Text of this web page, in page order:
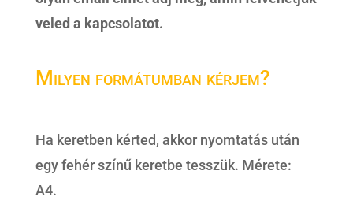
veled a kapcsolatot.
Milyen formátumban kérjem?
Ha keretben kérted, akkor nyomtatás után
egy fehér színű keretbe tesszük. Mérete:
A4.